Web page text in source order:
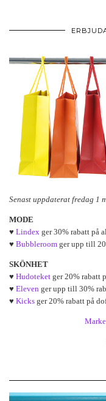
Senast uppdaterat fredag 1
MODE
♥ Lindex ger 30% rabatt på
♥ Bubbleroom ger upp till
SKÖNHET
♥ Hudoteket ger 20% rabatt
♥ Eleven ger upp till 30%
♥ Kicks ger 20% rabatt på